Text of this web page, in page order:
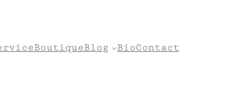
BoutiqueBlog BioContact